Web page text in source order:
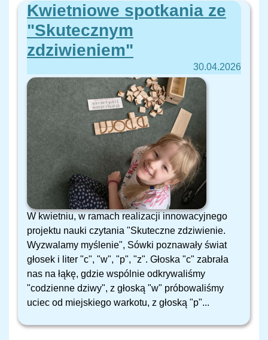
Kwietniowe spotkania ze
"Skutecznym
zdziwieniem"
30.04.2026
W kwietniu, w ramach realizacji innowacyjnego
projektu nauki czytania "Skuteczne zdziwienie.
Wyzwalamy myślenie", Sówki poznawały świat
głosek i liter "c", "w", "p", "z". Głoska "c" zabrała
nas na łąkę, gdzie wspólnie odkrywaliśmy
"codzienne dziwy", z głoską "w" próbowaliśmy
uciec od miejskiego warkotu, z głoską "p"...